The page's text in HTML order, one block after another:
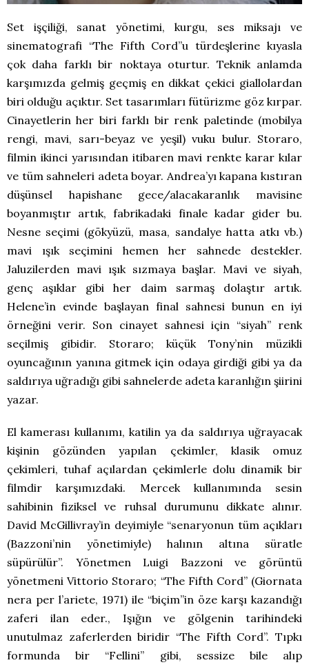
Set işçiliği, sanat yönetimi, kurgu, ses miksajı ve
sinematografi “The Fifth Cord”u türdeşlerine kıyasla
çok daha farklı bir noktaya oturtur. Teknik anlamda
karşımızda gelmiş geçmiş en dikkat çekici giallolardan
biri olduğu açıktır. Set tasarımları fütürizme göz kırpar.
Cinayetlerin her biri farklı bir renk paletinde (mobilya
rengi, mavi, sarı-beyaz ve yeşil) vuku bulur. Storaro,
filmin ikinci yarısından itibaren mavi renkte karar kılar
ve tüm sahneleri adeta boyar. Andrea’yı kapana kıstıran
düşünsel hapishane gece/alacakaranlık mavisine
boyanmıştır artık, fabrikadaki finale kadar gider bu.
Nesne seçimi (gökyüzü, masa, sandalye hatta atkı vb.)
mavi ışık seçimini hemen her sahnede destekler.
Jaluzilerden mavi ışık sızmaya başlar. Mavi ve siyah,
genç aşıklar gibi her daim sarmaş dolaştır artık.
Helene’in evinde başlayan final sahnesi bunun en iyi
örneğini verir. Son cinayet sahnesi için “siyah” renk
seçilmiş gibidir. Storaro; küçük Tony’nin müzikli
oyuncağının yanına gitmek için odaya girdiği gibi ya da
saldırıya uğradığı gibi sahnelerde adeta karanlığın şiirini
yazar.
El kamerası kullanımı, katilin ya da saldırıya uğrayacak
kişinin gözünden yapılan çekimler, klasik omuz
çekimleri, tuhaf açılardan çekimlerle dolu dinamik bir
filmdir karşımızdaki. Mercek kullanımında sesin
sahibinin fiziksel ve ruhsal durumunu dikkate alınır.
David McGillivray’in deyimiyle “senaryonun tüm açıkları
(Bazzoni’nin yönetimiyle) halının altına süratle
süpürülür”. Yönetmen Luigi Bazzoni ve görüntü
yönetmeni Vittorio Storaro; “The Fifth Cord” (Giornata
nera per l’ariete, 1971) ile “biçim”in öze karşı kazandığı
zaferi ilan eder., Işığın ve gölgenin tarihindeki
unutulmaz zaferlerden biridir “The Fifth Cord”. Tıpkı
formunda bir “Fellini” gibi, sessize bile alıp